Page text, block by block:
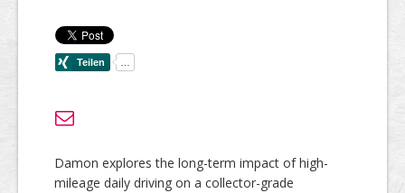
Damon explores the long-term impact of high-
mileage daily driving on a collector-grade